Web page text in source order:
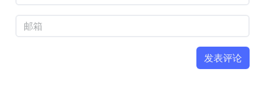
发表评论